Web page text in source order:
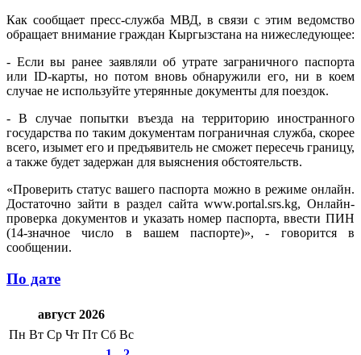
Как сообщает пресс-служба МВД, в связи с этим ведомство
обращает внимание граждан Кыргызстана на нижеследующее:
- Если вы ранее заявляли об утрате заграничного паспорта
или ID-карты, но потом вновь обнаружили его, ни в коем
случае не используйте утерянные документы для поездок.
- В случае попытки въезда на территорию иностранного
государства по таким документам пограничная служба, скорее
всего, изымет его и предъявитель не сможет пересечь границу,
а также будет задержан для выяснения обстоятельств.
«Проверить статус вашего паспорта можно в режиме онлайн.
Достаточно зайти в раздел сайта www.portal.srs.kg, Онлайн-
проверка документов и указать номер паспорта, ввести ПИН
(14-значное число в вашем паспорте)», - говорится в
сообщении.
По дате
август 2026
Пн Вт Ср Чт Пт Сб Вс